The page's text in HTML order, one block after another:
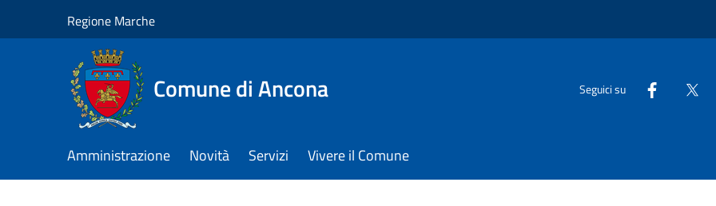
Regione Marche
Comune di Ancona Seguici su
Amministrazione Novità Servizi Vivere il Comune